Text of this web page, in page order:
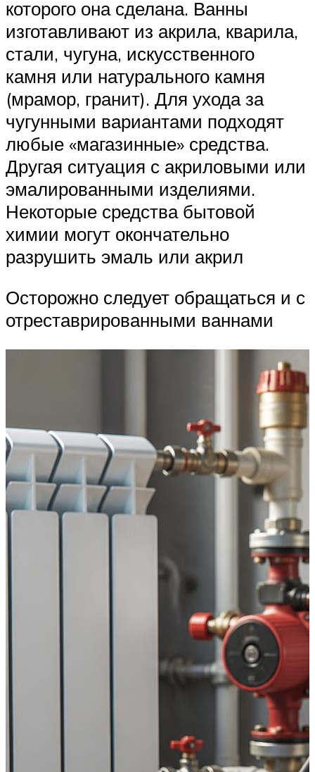
которого она сделана. Ванны
изготавливают из акрила, кварила,
стали, чугуна, искусственного
камня или натурального камня
(мрамор, гранит). Для ухода за
чугунными вариантами подходят
любые «магазинные» средства.
Другая ситуация с акриловыми или
эмалированными изделиями.
Некоторые средства бытовой
химии могут окончательно
разрушить эмаль или акрил
Осторожно следует обращаться и с
отреставрированными ваннами